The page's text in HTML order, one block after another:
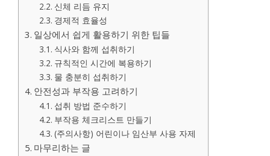
신체 리듬 유지
경제적 효율성
일상에서 쉽게 활용하기 위한 팁들
식사와 함께 섭취하기
규칙적인 시간에 복용하기
물 충분히 섭취하기
안전성과 부작용 고려하기
섭취 방법 준수하기
부작용 체크리스트 만들기
(주의사항) 어린이나 임산부 사용 자제
마무리하는 글